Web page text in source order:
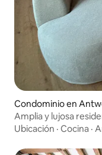
Condominio en
Amplia y lujosa
Ubicación · Cocina ·